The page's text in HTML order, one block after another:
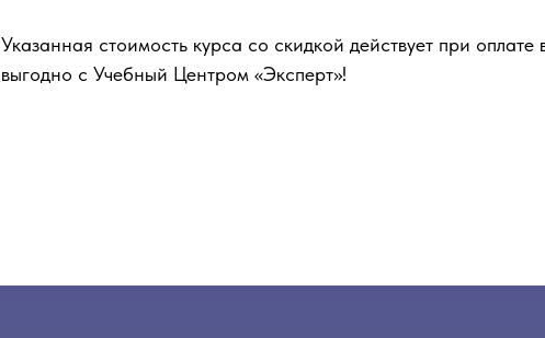
Указанная стоимость курса со скидкой действует при
выгодно с Учебный Центром «Эксперт»!